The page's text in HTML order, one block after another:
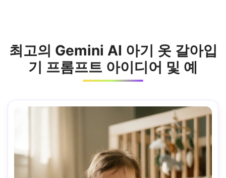
최고의 Gemini AI 아기 옷 갈아입
기 프롬프트 아이디어 및 예